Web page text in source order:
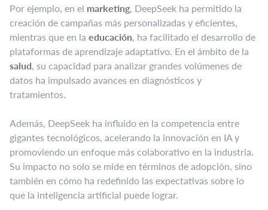
Por ejemplo, en el marketing, DeepSeek ha permitido la
creación de campañas más personalizadas y eficientes,
mientras que en la educación, ha facilitado el desarrollo de
plataformas de aprendizaje adaptativo. En el ámbito de la
salud, su capacidad para analizar grandes volúmenes de
datos ha impulsado avances en diagnósticos y
tratamientos.
Además, DeepSeek ha influido en la competencia entre
gigantes tecnológicos, acelerando la innovación en IA y
promoviendo un enfoque más colaborativo en la industria.
Su impacto no solo se mide en términos de adopción, sino
también en cómo ha redefinido las expectativas sobre lo
que la inteligencia artificial puede lograr.